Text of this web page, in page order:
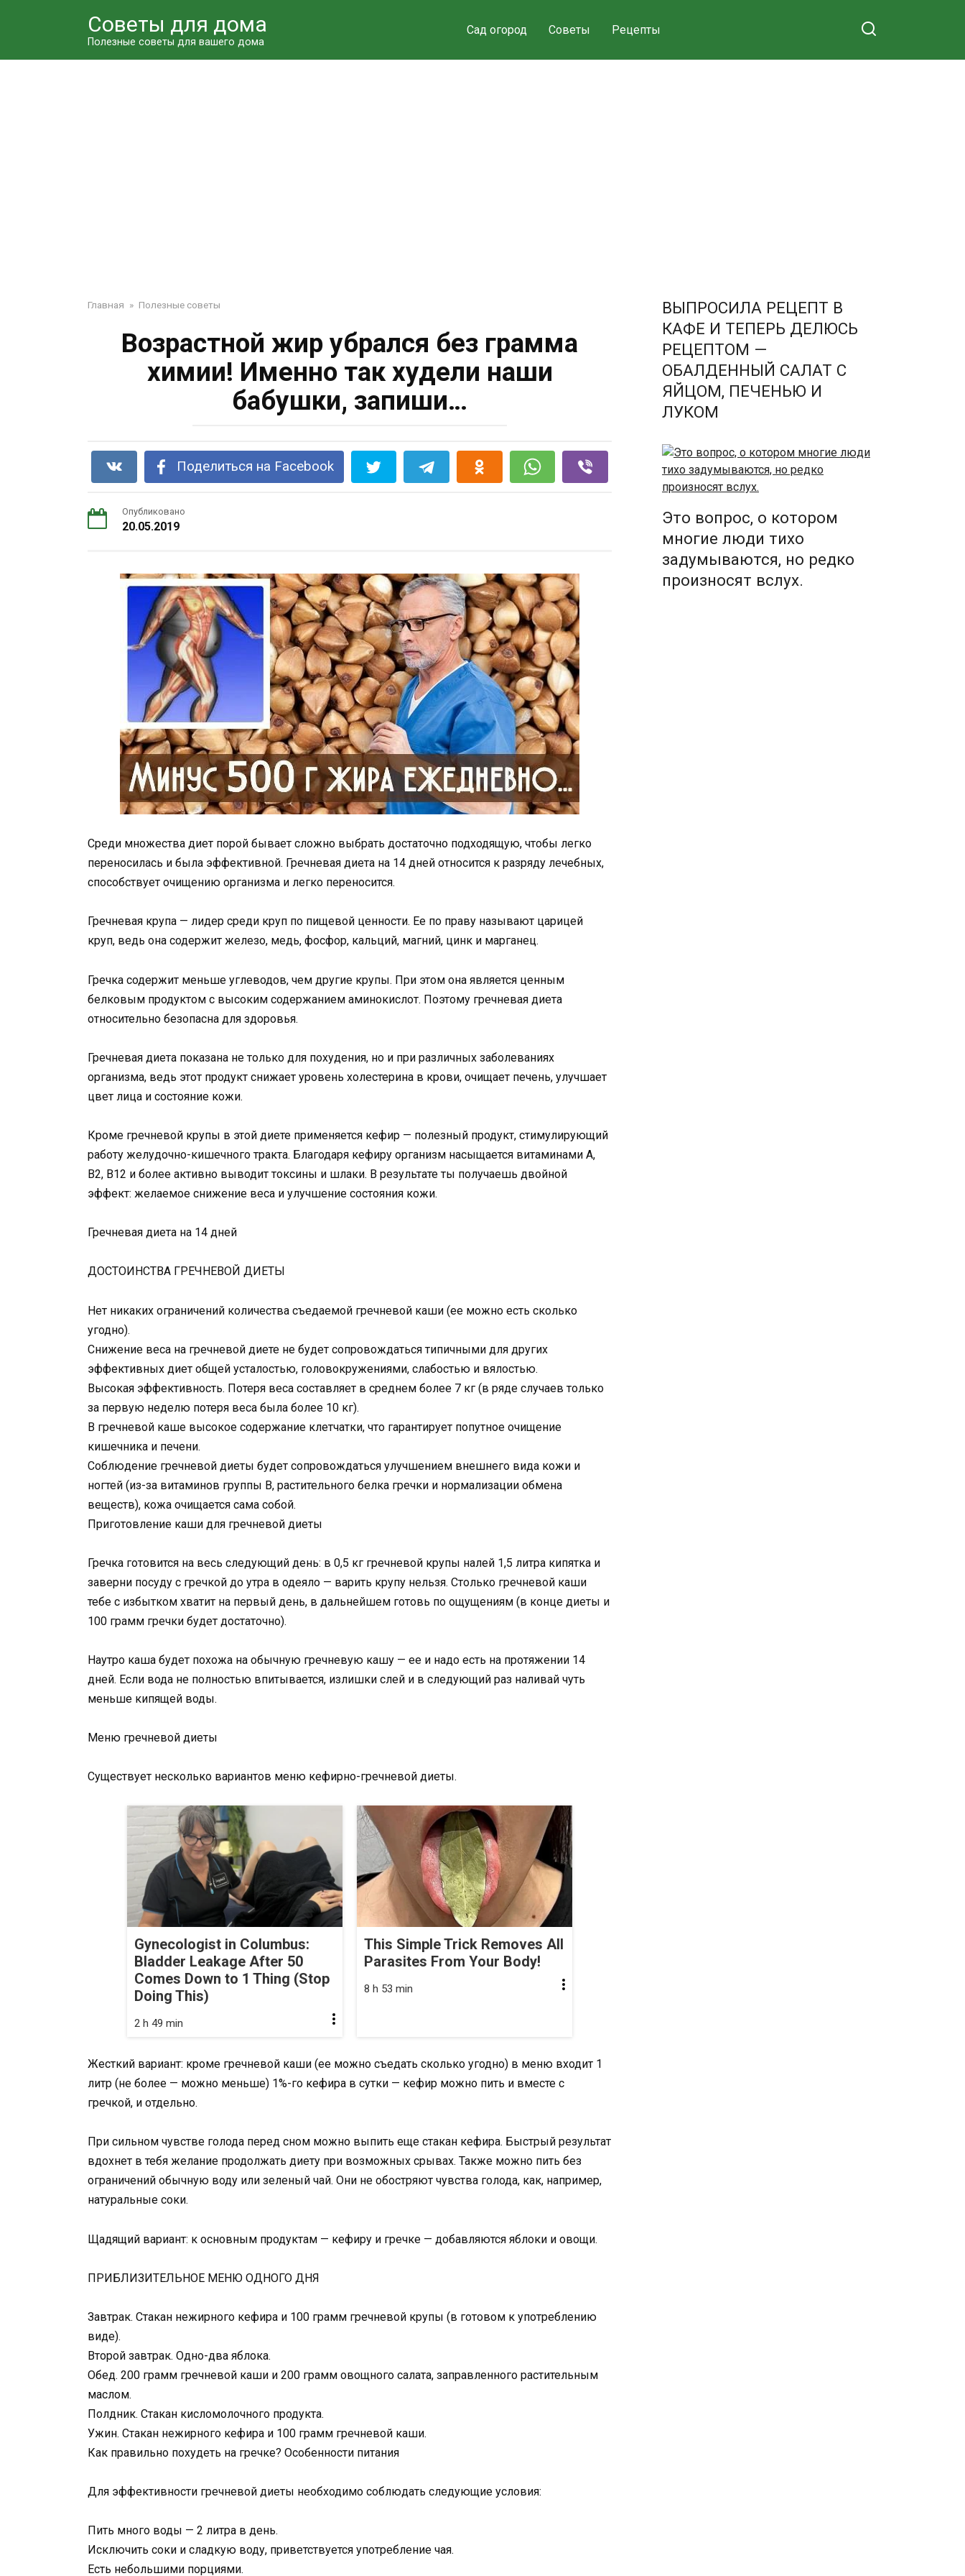
Советы для дома
Полезные советы для вашего дома
Сад огород Советы Рецепты
Главная » Полезные советы
Возрастной жир убрался без грамма
химии! Именно так худели наши
бабушки, запиши…
Поделиться на Facebook
Опубликовано
20.05.2019
Среди множества диет порой бывает сложно выбрать достаточно подходящую, чтобы легко
переносилась и была эффективной. Гречневая диета на 14 дней относится к разряду лечебных,
способствует очищению организма и легко переносится.
Гречневая крупа — лидер среди круп по пищевой ценности. Ее по праву называют царицей
круп, ведь она содержит железо, медь, фосфор, кальций, магний, цинк и марганец.
Гречка содержит меньше углеводов, чем другие крупы. При этом она является ценным
белковым продуктом с высоким содержанием аминокислот. Поэтому гречневая диета
относительно безопасна для здоровья.
Гречневая диета показана не только для похудения, но и при различных заболеваниях
организма, ведь этот продукт снижает уровень холестерина в крови, очищает печень, улучшает
цвет лица и состояние кожи.
Кроме гречневой крупы в этой диете применяется кефир — полезный продукт, стимулирующий
работу желудочно-кишечного тракта. Благодаря кефиру организм насыщается витаминами А,
В2, В12 и более активно выводит токсины и шлаки. В результате ты получаешь двойной
эффект: желаемое снижение веса и улучшение состояния кожи.
Гречневая диета на 14 дней
ДОСТОИНСТВА ГРЕЧНЕВОЙ ДИЕТЫ
Нет никаких ограничений количества съедаемой гречневой каши (ее можно есть сколько
угодно).
Снижение веса на гречневой диете не будет сопровождаться типичными для других
эффективных диет общей усталостью, головокружениями, слабостью и вялостью.
Высокая эффективность. Потеря веса составляет в среднем более 7 кг (в ряде случаев только
за первую неделю потеря веса была более 10 кг).
В гречневой каше высокое содержание клетчатки, что гарантирует попутное очищение
кишечника и печени.
Соблюдение гречневой диеты будет сопровождаться улучшением внешнего вида кожи и
ногтей (из-за витаминов группы B, растительного белка гречки и нормализации обмена
веществ), кожа очищается сама собой.
Приготовление каши для гречневой диеты
Гречка готовится на весь следующий день: в 0,5 кг гречневой крупы налей 1,5 литра кипятка и
заверни посуду с гречкой до утра в одеяло — варить крупу нельзя. Столько гречневой каши
тебе с избытком хватит на первый день, в дальнейшем готовь по ощущениям (в конце диеты и
100 грамм гречки будет достаточно).
Наутро каша будет похожа на обычную гречневую кашу — ее и надо есть на протяжении 14
дней. Если вода не полностью впитывается, излишки слей и в следующий раз наливай чуть
меньше кипящей воды.
Меню гречневой диеты
Существует несколько вариантов меню кефирно-гречневой диеты.
Gynecologist in Columbus:
Bladder Leakage After 50
Comes Down to 1 Thing (Stop
Doing This)
2 h 49 min
This Simple Trick Removes All
Parasites From Your Body!
8 h 53 min
Жесткий вариант: кроме гречневой каши (ее можно съедать сколько угодно) в меню входит 1
литр (не более — можно меньше) 1%-го кефира в сутки — кефир можно пить и вместе с
гречкой, и отдельно.
При сильном чувстве голода перед сном можно выпить еще стакан кефира. Быстрый результат
вдохнет в тебя желание продолжать диету при возможных срывах. Также можно пить без
ограничений обычную воду или зеленый чай. Они не обостряют чувства голода, как, например,
натуральные соки.
Щадящий вариант: к основным продуктам — кефиру и гречке — добавляются яблоки и овощи.
ПРИБЛИЗИТЕЛЬНОЕ МЕНЮ ОДНОГО ДНЯ
Завтрак. Стакан нежирного кефира и 100 грамм гречневой крупы (в готовом к употреблению
виде).
Второй завтрак. Одно-два яблока.
Обед. 200 грамм гречневой каши и 200 грамм овощного салата, заправленного растительным
маслом.
Полдник. Стакан кисломолочного продукта.
Ужин. Стакан нежирного кефира и 100 грамм гречневой каши.
Как правильно похудеть на гречке? Особенности питания
Для эффективности гречневой диеты необходимо соблюдать следующие условия:
Пить много воды — 2 литра в день.
Исключить соки и сладкую воду, приветствуется употребление чая.
Есть небольшими порциями.
ВЫПРОСИЛА РЕЦЕПТ В
КАФЕ И ТЕПЕРЬ ДЕЛЮСЬ
РЕЦЕПТОМ —
ОБАЛДЕННЫЙ САЛАТ С
ЯЙЦОМ, ПЕЧЕНЬЮ И
ЛУКОМ
Это вопрос, о котором
многие люди тихо
задумываются, но редко
произносят вслух.